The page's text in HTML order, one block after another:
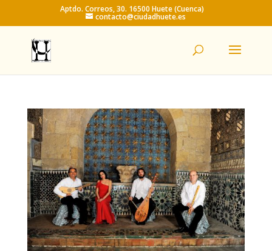
Aptdo. Correos, 30. 16500 Huete (Cuenca)
contacto@ciudadhuete.es